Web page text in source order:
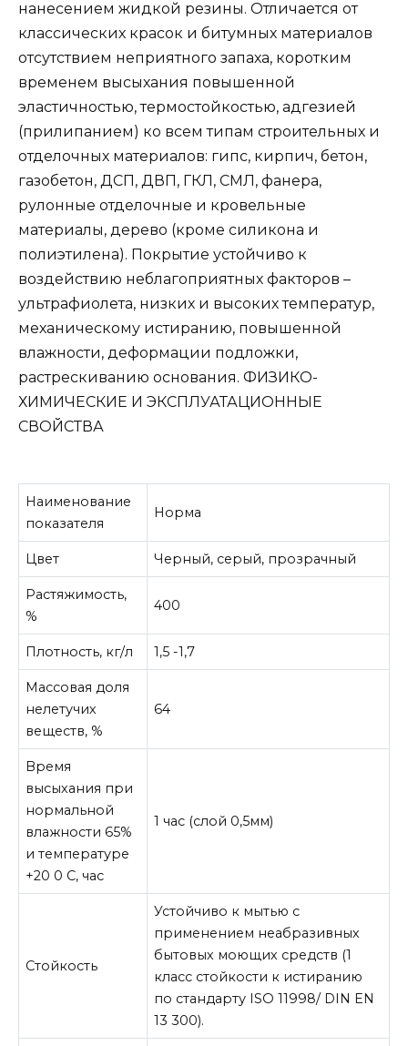
нанесением жидкой резины. Отличается от
классических красок и битумных материалов
отсутствием неприятного запаха, коротким
временем высыхания повышенной
эластичностью, термостойкостью, адгезией
(прилипанием) ко всем типам строительных и
отделочных материалов: гипс, кирпич, бетон,
газобетон, ДСП, ДВП, ГКЛ, СМЛ, фанера,
рулонные отделочные и кровельные
материалы, дерево (кроме силикона и
полиэтилена). Покрытие устойчиво к
воздействию неблагоприятных факторов –
ультрафиолета, низких и высоких температур,
механическому истиранию, повышенной
влажности, деформации подложки,
растрескиванию основания. ФИЗИКО-
ХИМИЧЕСКИЕ И ЭКСПЛУАТАЦИОННЫЕ
СВОЙСТВА
Наименование
показателя
Норма
Цвет Черный, серый, прозрачный
Растяжимость,
%
400
Плотность, кг/л 1,5 -1,7
Массовая доля
нелетучих
веществ, %
64
Время
высыхания при
нормальной
влажности 65%
и температуре
+20 0 С, час
1 час (слой 0,5мм)
Стойкость
Устойчиво к мытью с
применением неабразивных
бытовых моющих средств (1
класс стойкости к истиранию
по стандарту ISO 11998/ DIN EN
13 300).